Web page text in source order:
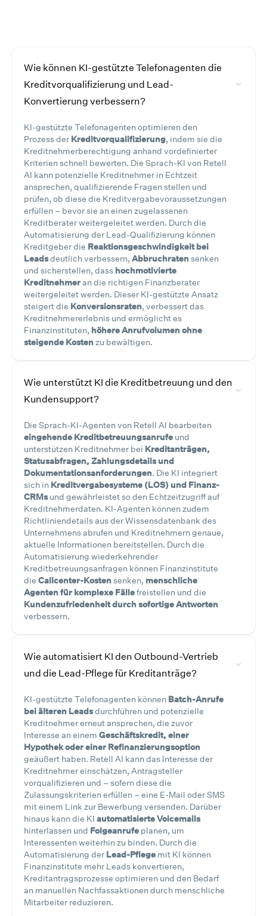
Wie können KI-gestützte Telefonagenten die
Kreditvorqualifizierung und Lead-
Konvertierung verbessern?
KI-gestützte Telefonagenten optimieren den
Prozess derKreditvorqualifizierung, indem sie die
Kreditnehmerberechtigung anhand vordefinierter
Kriterien schnell bewerten. Die Sprach-KI von Retell
AI kann potenzielle Kreditnehmer in Echtzeit
ansprechen, qualifizierende Fragen stellen und
prüfen, ob diese die Kreditvergabevoraussetzungen
erfüllen – bevor sie an einen zugelassenen
Kreditberater weitergeleitet werden. Durch die
Automatisierung der Lead-Qualifizierung können
Kreditgeber die Reaktionsgeschwindigkeit bei
Leadsdeutlich verbessern, Abbruchratensenken
und sicherstellen, dass hochmotivierte
Kreditnehmeran die richtigen Finanzberater
weitergeleitet werden. Dieser KI-gestützte Ansatz
steigert die Konversionsraten, verbessert das
Kreditnehmererlebnis und ermöglicht es
Finanzinstituten, höhere Anrufvolumen ohne
steigende Kostenzu bewältigen.
Wie unterstützt KI die Kreditbetreuung und den
Kundensupport?
Die Sprach-KI-Agenten von Retell AI bearbeiten
eingehende Kreditbetreuungsanrufe und
unterstützen Kreditnehmer bei Kreditanträgen,
Statusabfragen, Zahlungsdetails und
Dokumentationsanforderungen. Die KI integriert
sich in Kreditvergabesysteme (LOS) und Finanz-
CRMsund gewährleistet so den Echtzeitzugriff auf
Kreditnehmerdaten. KI-Agenten können zudem
Richtliniendetails aus der Wissensdatenbank des
Unternehmens abrufen und Kreditnehmern genaue,
aktuelle Informationen bereitstellen. Durch die
Automatisierung wiederkehrender
Kreditbetreuungsanfragen können Finanzinstitute
die Callcenter-Kostensenken, menschliche
Agenten für komplexe Fällefreistellen und die
Kundenzufriedenheit durch sofortige Antworten
verbessern.
Wie automatisiert KI den Outbound-Vertrieb
und die Lead-Pflege für Kreditanträge?
KI-gestützte Telefonagenten können Batch-Anrufe
bei älteren Leadsdurchführen und potenzielle
Kreditnehmer erneut ansprechen, die zuvor
Interesse an einem Geschäftskredit, einer
Hypothek oder einer Refinanzierungsoption
geäußert haben. Retell AI kann das Interesse der
Kreditnehmer einschätzen, Antragsteller
vorqualifizieren und – sofern diese die
Zulassungskriterien erfüllen – eine E-Mail oder SMS
mit einem Link zur Bewerbung versenden. Darüber
hinaus kann die KI automatisierte Voicemails
hinterlassen und Folgeanrufe planen, um
Interessenten weiterhin zu binden. Durch die
Automatisierung derLead-Pflege mit KI können
Finanzinstitute mehr Leads konvertieren,
Kreditantragsprozesse optimieren und den Bedarf
an manuellen Nachfassaktionen durch menschliche
Mitarbeiter reduzieren.